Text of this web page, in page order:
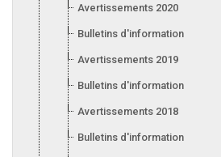
Avertissements 2020
Bulletins d'information 2020
Avertissements 2019
Bulletins d'information 2019
Avertissements 2018
Bulletins d'information 2018